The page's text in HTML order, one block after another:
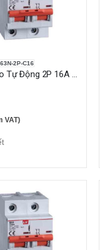
2P-C16
Cầu Dao Tự Động 2P 16A 6KA
VAT)